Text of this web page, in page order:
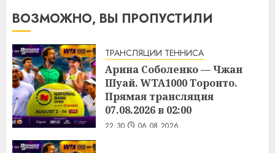
ВОЗМОЖНО, ВЫ ПРОПУСТИЛИ
ТРАНСЛЯЦИИ ТЕННИСА
Арина Соболенко — Чжан
Шуай. WTA1000 Торонто.
Прямая трансляция
07.08.2026 в 02:00
22:30 06.08.2026